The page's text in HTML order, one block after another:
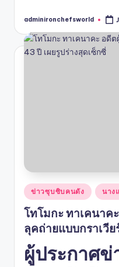
Posted
adminironchefsworld
Posted
in
ข่าวซุบซิบคนดัง นาง
โทโมกะ ทาเคนาค
ลุคถ่ายแบบกราเวี
ผู้ประกาศ